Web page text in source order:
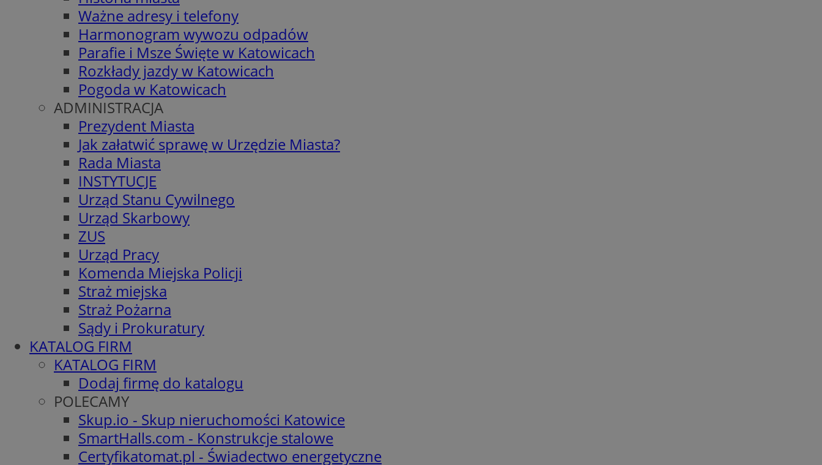
Ważne adresy i telefony
Harmonogram wywozu odpadów
Parafie i Msze Święte w Katowicach
Rozkłady jazdy w Katowicach
Pogoda w Katowicach
ADMINISTRACJA
Prezydent Miasta
Jak załatwić sprawę w Urzędzie Miasta?
Rada Miasta
INSTYTUCJE
Urząd Stanu Cywilnego
Urząd Skarbowy
ZUS
Urząd Pracy
Komenda Miejska Policji
Straż miejska
Straż Pożarna
Sądy i Prokuratury
KATALOG FIRM
KATALOG FIRM
Dodaj firmę do katalogu
POLECAMY
Skup.io - Skup nieruchomości Katowice
SmartHalls.com - Konstrukcje stalowe
Certyfikatomat.pl - Świadectwo energetyczne